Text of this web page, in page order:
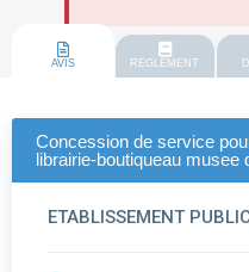
AVIS REGLEMENT
Concession de service
librairie-boutiqueau musee
ETABLISSEMENT